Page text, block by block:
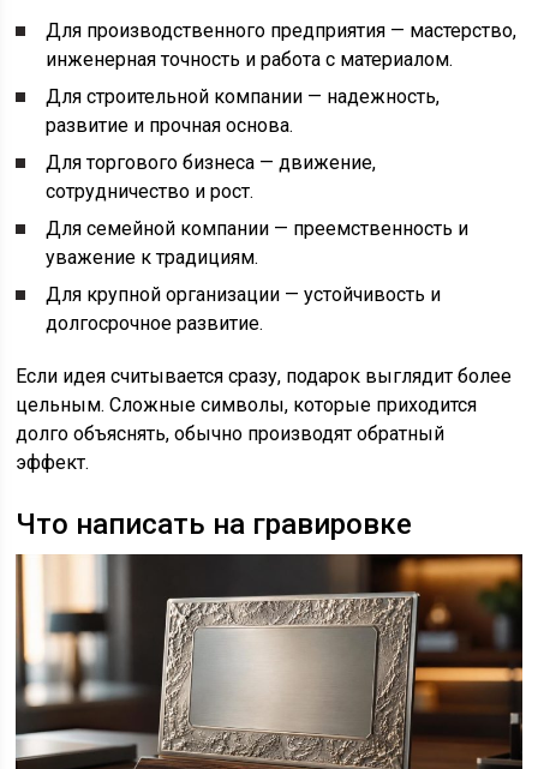
Для производственного предприятия — мастерство,
инженерная точность и работа с материалом.
Для строительной компании — надежность,
развитие и прочная основа.
Для торгового бизнеса — движение,
сотрудничество и рост.
Для семейной компании — преемственность и
уважение к традициям.
Для крупной организации — устойчивость и
долгосрочное развитие.
Если идея считывается сразу, подарок выглядит более
цельным. Сложные символы, которые приходится
долго объяснять, обычно производят обратный
эффект.
Что написать на гравировке